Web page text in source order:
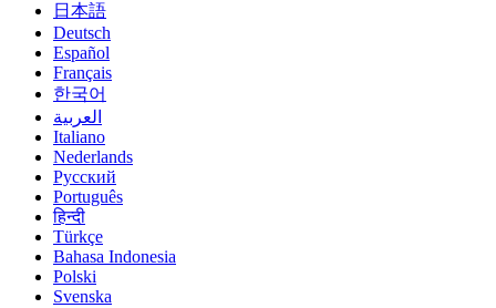
日本語
Deutsch
Español
Français
한국어
العربية
Italiano
Nederlands
Русский
Português
हिन्दी
Türkçe
Bahasa Indonesia
Polski
Svenska